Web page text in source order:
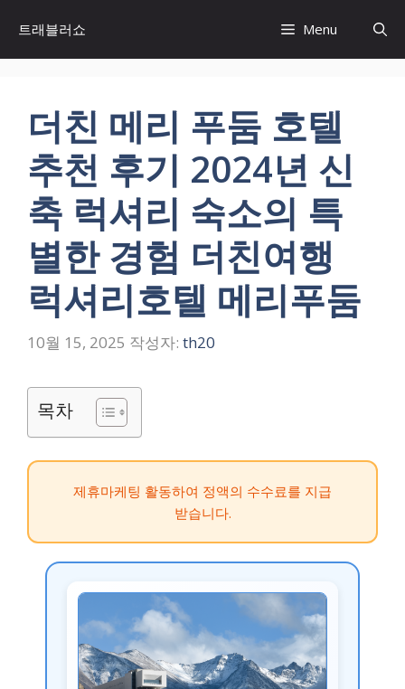
츠
트래블러쇼 Menu
더친 메리 푸둠 호텔
추천 후기 2024년 신
축 럭셔리 숙소의 특
별한 경험 더친여행
럭셔리호텔 메리푸둠
10월 15, 2025 작성자: th20
목차
제휴마케팅 활동하여 정액의 수수료를 지급
받습니다.